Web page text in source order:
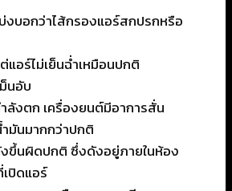
งบอกว่าไส้กรองแอร์สกปรกหรือ
แอร์ไม่เย็นฉ่ำเหมือนปกติ
นอับ
ลังตก เครื่องยนต์มีอาการสั่น
มันมากกว่าปกติ
ขึ้นผิดปกติ ซึ่งดังอยู่ภายในห้อง
ปิดแอร์